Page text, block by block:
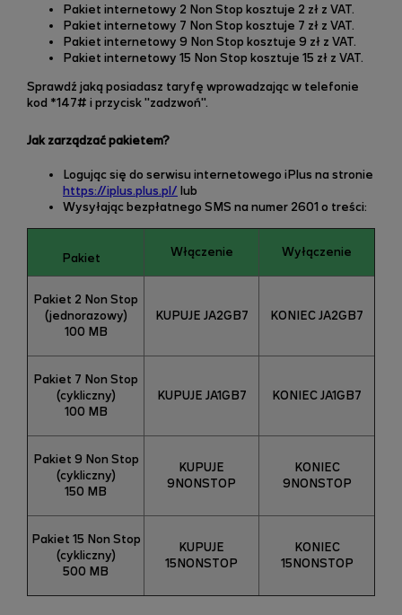
Pakiet internetowy 2 Non Stop kosztuje 2 zł z VAT.
Pakiet internetowy 7 Non Stop kosztuje 7 zł z VAT.
Pakiet internetowy 9 Non Stop kosztuje 9 zł z VAT.
Pakiet internetowy 15 Non Stop kosztuje 15 zł z VAT.
Sprawdź jaką posiadasz taryfę wprowadzając w telefonie
kod *147# i przycisk "zadzwoń".
Jak zarządzać pakietem?
Logując się do serwisu internetowego iPlus na stronie
https://iplus.plus.pl/ lub
Wysyłając bezpłatnego SMS na numer 2601 o treści:
Pakiet Włączenie Wyłączenie
Pakiet 2 Non Stop
(jednorazowy)
100 MB
KUPUJE JA2GB7 KONIEC JA2GB7
Pakiet 7 Non Stop
(cykliczny)
100 MB
KUPUJE JA1GB7 KONIEC JA1GB7
Pakiet 9 Non Stop
(cykliczny)
150 MB
KUPUJE
9NONSTOP
KONIEC
9NONSTOP
Pakiet 15 Non Stop
(cykliczny)
500 MB
KUPUJE
15NONSTOP
KONIEC
15NONSTOP